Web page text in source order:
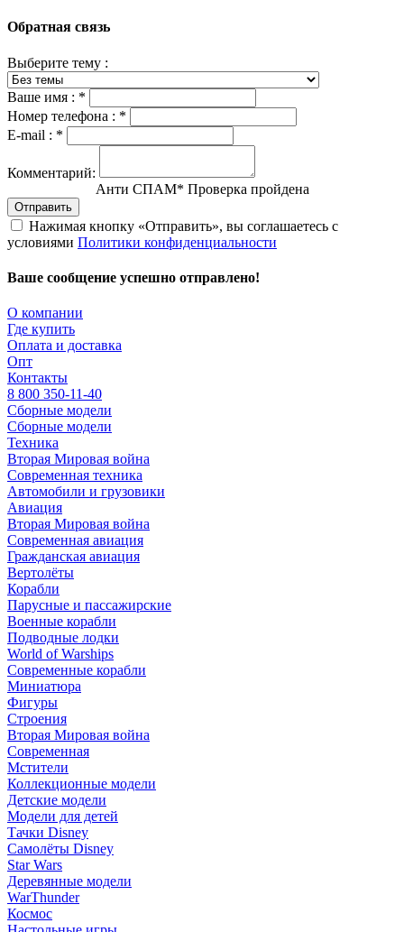
Обратная связь
Выберите тему :
Ваше имя : *
Номер телефона : *
E-mail : *
Комментарий:
Анти СПАМ* Проверка пройдена
Отправить
Нажимая кнопку «Отправить», вы соглашаетесь с
условиями Политики конфиденциальности
Ваше сообщение успешно отправлено!
О компании
Где купить
Оплата и доставка
Опт
Контакты
8 800 350-11-40
Сборные модели
Сборные модели
Техника
Вторая Мировая война
Современная техника
Автомобили и грузовики
Авиация
Вторая Мировая война
Современная авиация
Гражданская авиация
Вертолёты
Корабли
Парусные и пассажирские
Военные корабли
Подводные лодки
World of Warships
Современные корабли
Миниатюра
Фигуры
Строения
Вторая Мировая война
Современная
Мстители
Коллекционные модели
Детские модели
Модели для детей
Тачки Disney
Самолёты Disney
Star Wars
Деревянные модели
WarThunder
Космос